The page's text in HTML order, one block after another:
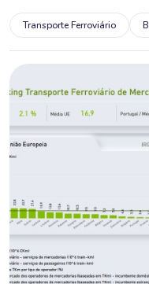
Transporte Ferroviário